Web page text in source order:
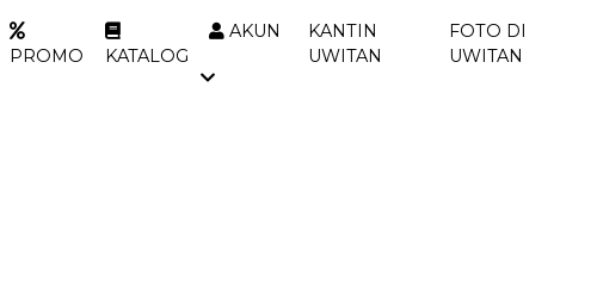
PROMO KATALOG
AKUN
KANTIN
UWITAN
FOTO DI
UWITAN